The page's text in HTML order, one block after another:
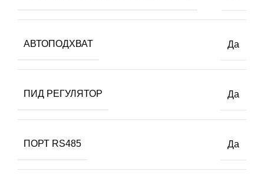
АВТОПОДХВАТ Да
ПИД РЕГУЛЯТОР Да
ПОРТ RS485 Да